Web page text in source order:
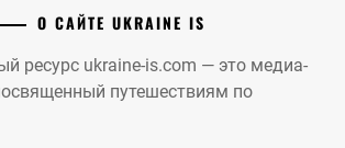
О САЙТЕ UKRAINE IS
ресурс ukraine-is.com — это медиа-
путешествиям по